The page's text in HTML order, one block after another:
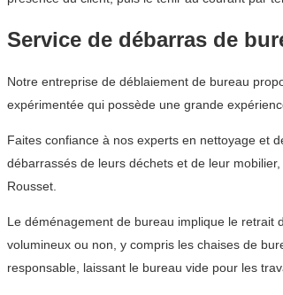
Service de débarras de
Notre entreprise de déblaiement de bureau
expérimentée qui possède une grande
Faites confiance à nos experts en nettoyage et
débarrassés de leurs déchets et de leur
Rousset.
Le déménagement de bureau implique le retrait
volumineux ou non, y compris les chaises de
responsable, laissant le bureau vide pour les